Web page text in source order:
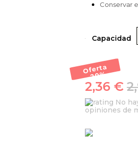
Conservar
Capacidad
Oferta
-20
%
2,36 €
No
opiniones de